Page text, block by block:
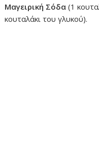
Μαγειρική Σόδα (1
κουταλάκι του γλυκού).